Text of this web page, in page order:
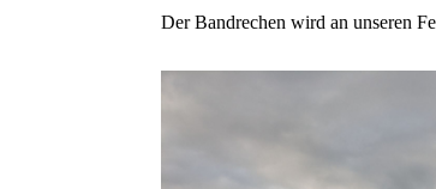
Der Bandrechen wird an unseren